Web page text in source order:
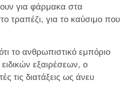
για φάρμακα στα
τραπέζι, για το καύσιμο που
το ανθρωπιστικό εμπόριο
εξαιρέσεων, ο
τις διατάξεις ως άνευ